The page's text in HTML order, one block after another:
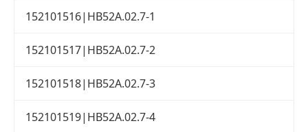
152101516|HB52A.02.7-1
152101517|HB52A.02.7-2
152101518|HB52A.02.7-3
152101519|HB52A.02.7-4